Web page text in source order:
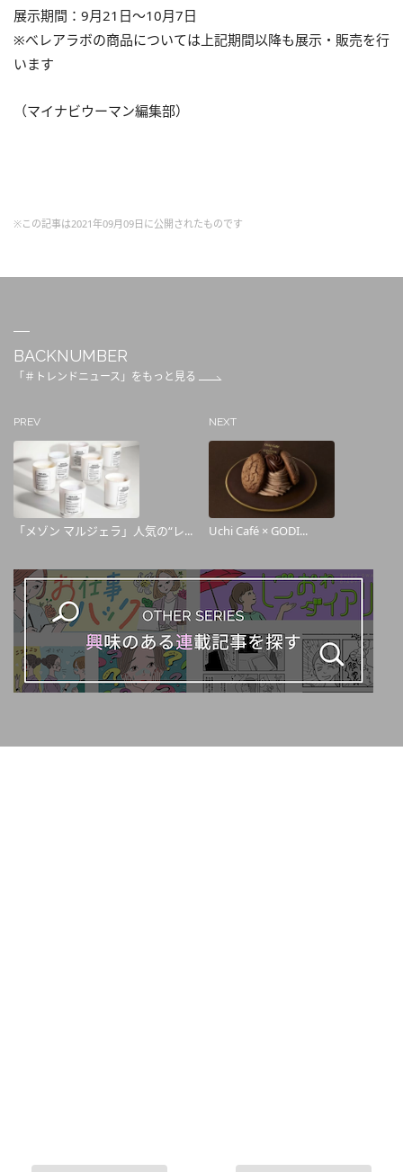
展示期間：9月21日～10月7日
※べレアラボの商品については上記期間以降も展示・販売を行
います
（マイナビウーマン編集部）
※この記事は2021年09月09日に公開されたものです
BACKNUMBER
「＃トレンドニュース」をもっと見る
PREV
「メゾン マルジェラ」人気の“レ...
NEXT
Uchi Café × GODI...